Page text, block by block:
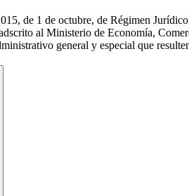
de 1 de octubre, de Régimen
al Ministerio de Economía,
general y especial que